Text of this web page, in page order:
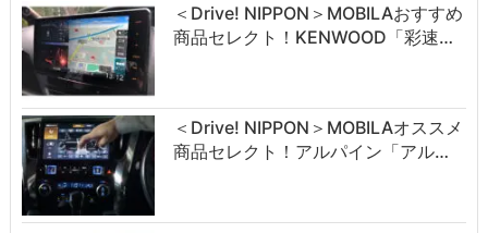
＜Drive! NIPPON＞MOBILAおすすめ
商品セレクト！KENWOOD「彩速…
＜Drive! NIPPON＞MOBILAオススメ
商品セレクト！アルパイン「アル…